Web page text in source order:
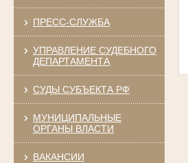
ПРЕСС-СЛУЖБА
УПРАВЛЕНИЕ СУДЕБНОГО
ДЕПАРТАМЕНТА
СУДЫ СУБЪЕКТА РФ
МУНИЦИПАЛЬНЫЕ
ОРГАНЫ ВЛАСТИ
ВАКАНСИИ